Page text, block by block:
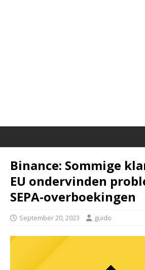
Binance: Sommige
EU ondervinden
SEPA-overboekingen
September 20, 2023 guido